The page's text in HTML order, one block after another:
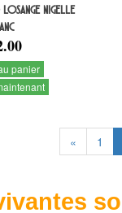
losange nigelle
panier
« 1